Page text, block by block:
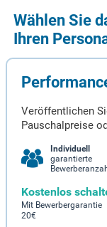
Wählen Sie
Ihren
Veröffentlichen
Pauschalpreise
Individuell
garantierte
Kostenlos
Mit
20€